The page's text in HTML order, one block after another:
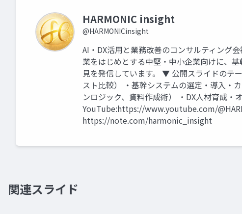
HARMONIC insight
@HARMONICinsight
AI・DX活用と業務改善のコンサルティング
業をはじめとする中堅・中小企業向けに、
見を発信しています。 ▼ 公開スライドのテ
スト比較） ・基幹システムの選定・導入・
ンロジック、資料作成術） ・DX人材育成・
YouTube:https://www.youtube.com/
https://note.com/harmonic_insight
関連スライド